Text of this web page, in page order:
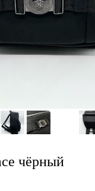
чёрный